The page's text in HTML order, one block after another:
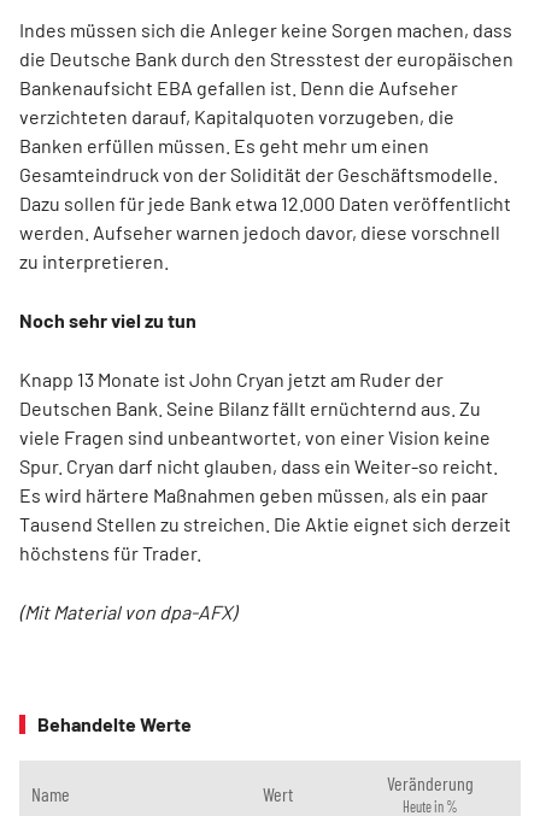
Indes müssen sich die Anleger keine Sorgen machen, dass
die Deutsche Bank durch den Stresstest der europäischen
Bankenaufsicht EBA gefallen ist. Denn die Aufseher
verzichteten darauf, Kapitalquoten vorzugeben, die
Banken erfüllen müssen. Es geht mehr um einen
Gesamteindruck von der Solidität der Geschäftsmodelle.
Dazu sollen für jede Bank etwa 12.000 Daten veröffentlicht
werden. Aufseher warnen jedoch davor, diese vorschnell
zu interpretieren.
Noch sehr viel zu tun
Knapp 13 Monate ist John Cryan jetzt am Ruder der
Deutschen Bank. Seine Bilanz fällt ernüchternd aus. Zu
viele Fragen sind unbeantwortet, von einer Vision keine
Spur. Cryan darf nicht glauben, dass ein Weiter-so reicht.
Es wird härtere Maßnahmen geben müssen, als ein paar
Tausend Stellen zu streichen. Die Aktie eignet sich derzeit
höchstens für Trader.
(Mit Material von dpa-AFX)
Behandelte Werte
Name Wert Veränderung
Heute in %